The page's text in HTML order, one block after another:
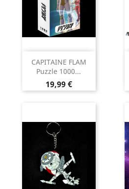
CAPITAINE FLAM
Puzzle 1000...
Prix
19,99 €